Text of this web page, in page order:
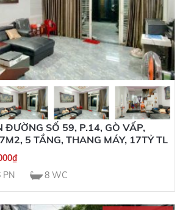
ĐƯỜNG SỐ 59, P.14, GÒ VẤP,
5 TẦNG, THANG MÁY, 17TỶ TL
₫
PN 8 WC